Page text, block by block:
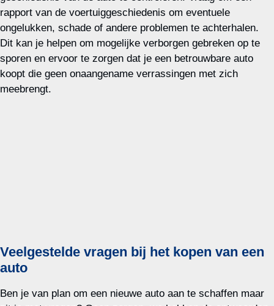
rapport van de voertuiggeschiedenis om eventuele
ongelukken, schade of andere problemen te achterhalen.
Dit kan je helpen om mogelijke verborgen gebreken op te
sporen en ervoor te zorgen dat je een betrouwbare auto
koopt die geen onaangename verrassingen met zich
meebrengt.
Veelgestelde vragen bij het kopen van een
auto
Ben je van plan om een nieuwe auto aan te schaffen maar